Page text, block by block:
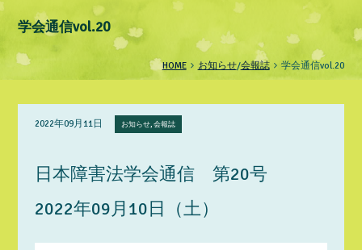
学会通信vol.20
HOME お知らせ/会報誌 学会通信vol.20
2022年09月11日 お知らせ, 会報誌
日本障害法学会通信 第20号
2022年09月10日（土）